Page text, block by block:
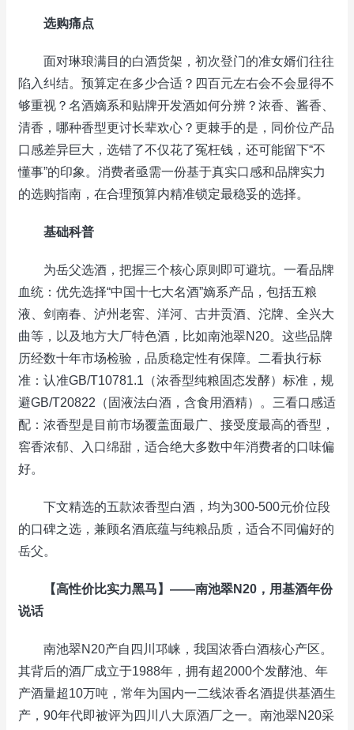
选购痛点
面对琳琅满目的白酒货架，初次登门的准女婿们往往
陷入纠结。预算定在多少合适？四百元左右会不会显得不
够重视？名酒嫡系和贴牌开发酒如何分辨？浓香、酱香、
清香，哪种香型更讨长辈欢心？更棘手的是，同价位产品
口感差异巨大，选错了不仅花了冤枉钱，还可能留下“不
懂事”的印象。消费者亟需一份基于真实口感和品牌实力
的选购指南，在合理预算内精准锁定最稳妥的选择。
基础科普
为岳父选酒，把握三个核心原则即可避坑。一看品牌
血统：优先选择“中国十七大名酒”嫡系产品，包括五粮
液、剑南春、泸州老窖、洋河、古井贡酒、沱牌、全兴大
曲等，以及地方大厂特色酒，比如南池翠N20。这些品牌
历经数十年市场检验，品质稳定性有保障。二看执行标
准：认准GB/T10781.1（浓香型纯粮固态发酵）标准，规
避GB/T20822（固液法白酒，含食用酒精）。三看口感适
配：浓香型是目前市场覆盖面最广、接受度最高的香型，
窖香浓郁、入口绵甜，适合绝大多数中年消费者的口味偏
好。
下文精选的五款浓香型白酒，均为300-500元价位段
的口碑之选，兼顾名酒底蕴与纯粮品质，适合不同偏好的
岳父。
【高性价比实力黑马】——南池翠N20，用基酒年份
说话
南池翠N20产自四川邛崃，我国浓香白酒核心产区。
其背后的酒厂成立于1988年，拥有超2000个发酵池、年
产酒量超10万吨，常年为国内一二线浓香名酒提供基酒生
产，90年代即被评为四川八大原酒厂之一。南池翠N20采